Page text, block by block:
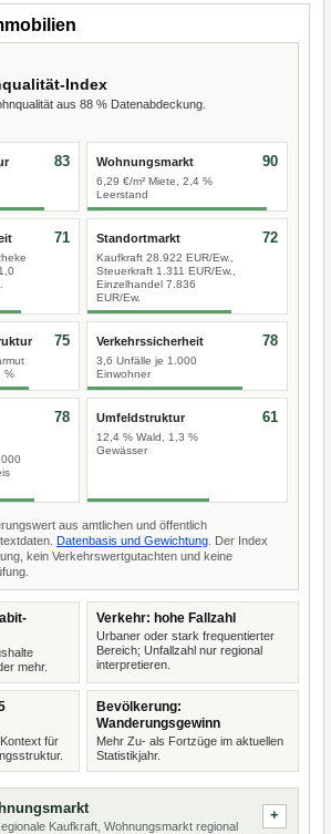
Index
aus 88 % Datenabdeckung.
83 Wohnungsmarkt
6,29 €/m² Miete, 2,4 %
Leerstand
90
71 Standortmarkt
Kaufkraft 28.922 EUR/Ew.,
Steuerkraft 1.311 EUR/Ew.,
Einzelhandel 7.836
EUR/Ew.
72
%
75 Verkehrssicherheit
3,6 Unfälle je 1.000
Einwohner
78
78 Umfeldstruktur
12,4 % Wald, 1,3 %
Gewässer
61
aus amtlichen und öffentlich
Datenbasis und Gewichtung . Der Index
kein Verkehrswertgutachten und keine
mehr.
Verkehr: hohe Fallzahl
Urbaner oder stark frequentierter
Bereich; Unfallzahl nur regional
interpretieren.
für
Bevölkerung:
Wanderungsgewinn
Mehr Zu- als Fortzüge im aktuellen
Statistikjahr.
Kaufkraft, Wohnungsmarkt regional